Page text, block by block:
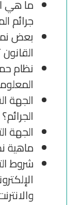
ما هي
جرائم
بعض
نظام
الجهة
الجرائم؟
الجهة
ماهية
شروط